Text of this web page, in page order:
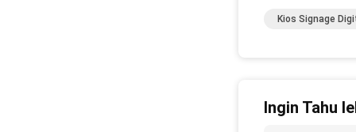
Kios Signage
Ingin Tahu